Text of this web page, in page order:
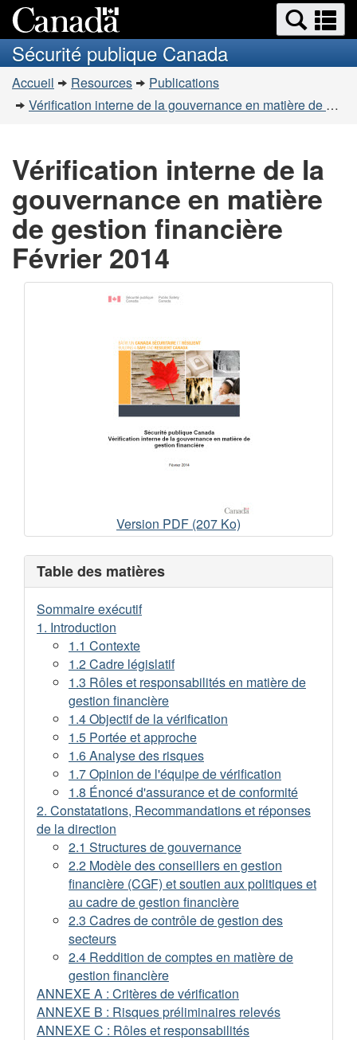
au
contenu
principal
à
la
version
HTML
simplifiée
Recherche
et
menus
et
Sécurité publique Canada
Vous
êtes
Accueil Resources
Publications
Vérification interne de la gouvernance en matière de gestion financière
Vérification interne de la
gouvernance en matière
de gestion financière
Février 2014
Vérification
interne
de
la
en
de
gestion
financière
Février
2014
Version PDF (207 Ko)
Table des matières
Sommaire exécutif
1. Introduction
1.1 Contexte
1.2 Cadre législatif
1.3 Rôles et responsabilités en matière de
gestion financière
1.4 Objectif de la vérification
1.5 Portée et approche
1.6 Analyse des risques
1.7 Opinion de l'équipe de vérification
1.8 Énoncé d'assurance et de conformité
2. Constatations, Recommandations et réponses
de la direction
2.1 Structures de gouvernance
2.2 Modèle des conseillers en gestion
financière (CGF) et soutien aux politiques et
au cadre de gestion financière
2.3 Cadres de contrôle de gestion des
secteurs
2.4 Reddition de comptes en matière de
gestion financière
ANNEXE A : Critères de vérification
ANNEXE B : Risques préliminaires relevés
ANNEXE C : Rôles et responsabilités